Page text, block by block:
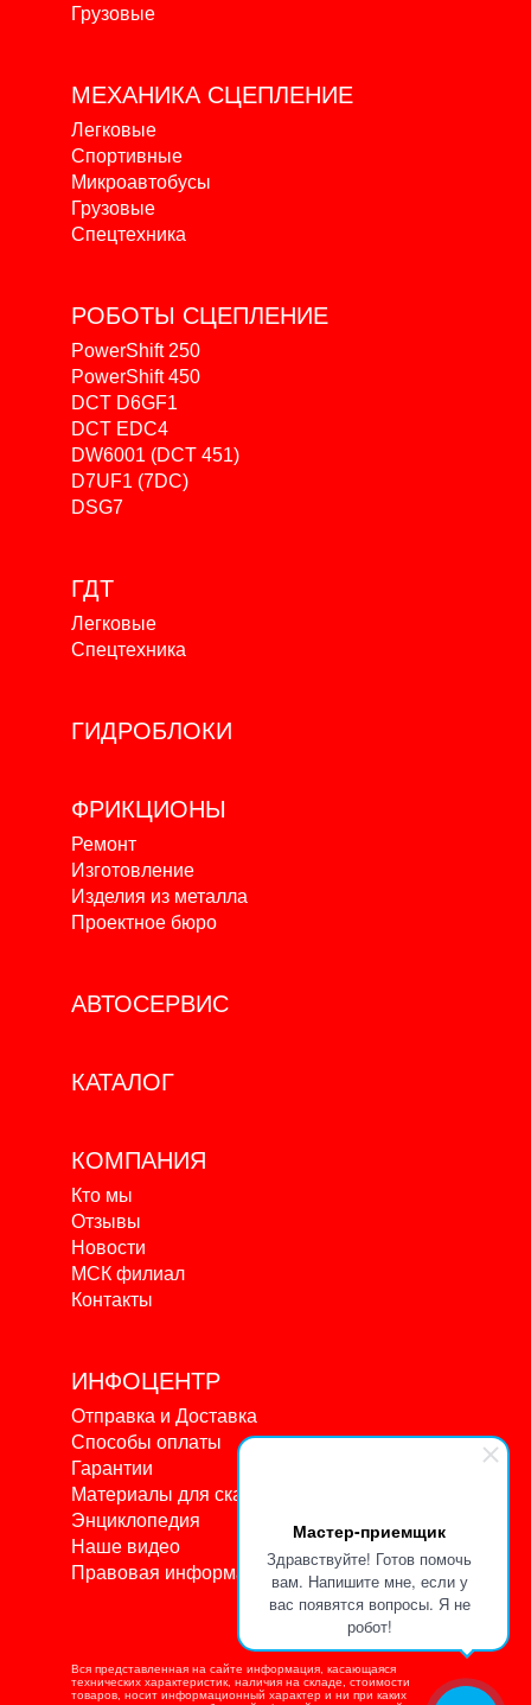
Мастер-приемщик
Здравствуйте! Готов помочь
вам. Напишите мне, если у
вас появятся вопросы. Я не
робот!
Грузовые
МЕХАНИКА СЦЕПЛЕНИЕ
Легковые
Спортивные
Микроавтобусы
Грузовые
Спецтехника
РОБОТЫ СЦЕПЛЕНИЕ
PowerShift 250
PowerShift 450
DCT D6GF1
DCT EDC4
DW6001 (DCT 451)
D7UF1 (7DC)
DSG7
ГДТ
Легковые
Спецтехника
ГИДРОБЛОКИ
ФРИКЦИОНЫ
Ремонт
Изготовление
Изделия из металла
Проектное бюро
АВТОСЕРВИС
КАТАЛОГ
КОМПАНИЯ
Кто мы
Отзывы
Новости
МСК филиал
Контакты
ИНФОЦЕНТР
Отправка и Доставка
Способы оплаты
Гарантии
Материалы для скачивания
Энциклопедия
Наше видео
Правовая информация
Вся представленная на сайте информация, касающаяся
технических характеристик, наличия на складе, стоимости
товаров, носит информационный характер и ни при каких